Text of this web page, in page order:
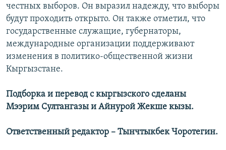
честных выборов. Он выразил надежду, что выборы
будут проходить открыто. Он также отметил, что
государственные служащие, губернаторы,
международные организации поддерживают
изменения в политико-общественной жизни
Кыргызстане.
Подборка и перевод с кыргызского сделаны
Мээрим Султангазы и Айнурой Жекше кызы.
Ответственный редактор – Тынчтыкбек Чоротегин.